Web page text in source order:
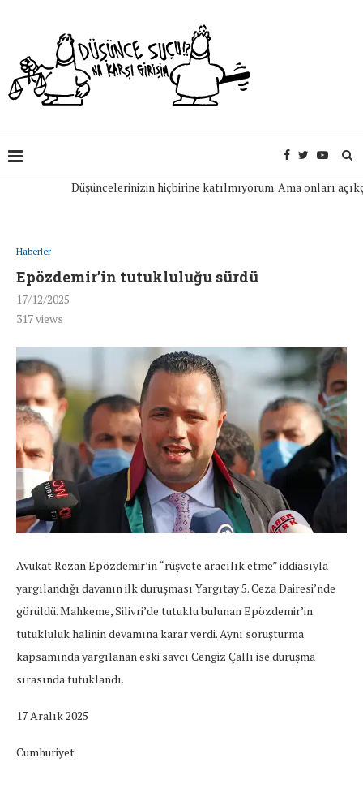
Düşüncelerinizin hiçbirine katılmıyorum. Ama onları açıkça
Haberler
Epözdemir’in tutukluluğu sürdü
17/12/2025
317views
Avukat Rezan Epözdemir’in “rüşvete aracılık etme” iddiasıyla
yargılandığı davanın ilk duruşması Yargıtay 5. Ceza Dairesi’nde
görüldü. Mahkeme, Silivri’de tutuklu bulunan Epözdemir’in
tutukluluk halinin devamına karar verdi. Aynı soruşturma
kapsamında yargılanan eski savcı Cengiz Çallı ise duruşma
sırasında tutuklandı.
17 Aralık 2025
Cumhuriyet